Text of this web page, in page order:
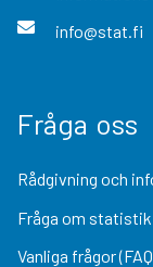
info@stat.fi
Fråga oss
Rådgivning och
Fråga om statistik
Vanliga frågor